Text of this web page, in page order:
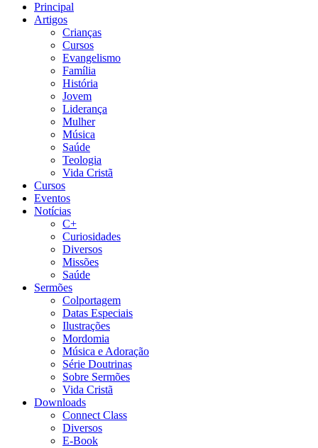
Principal
Artigos
Crianças
Cursos
Evangelismo
Família
História
Jovem
Liderança
Mulher
Música
Saúde
Teologia
Vida Cristã
Cursos
Eventos
Notícias
C+
Curiosidades
Diversos
Missões
Saúde
Sermões
Colportagem
Datas Especiais
Ilustrações
Mordomia
Música e Adoração
Série Doutrinas
Sobre Sermões
Vida Cristã
Downloads
Connect Class
Diversos
E-Book